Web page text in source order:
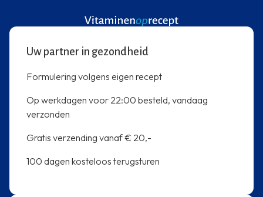
Uw partner in gezondheid
Formulering volgens eigen recept
Op werkdagen voor 22:00 besteld, vandaag
verzonden
Gratis verzending vanaf € 20,-
100 dagen kosteloos terugsturen